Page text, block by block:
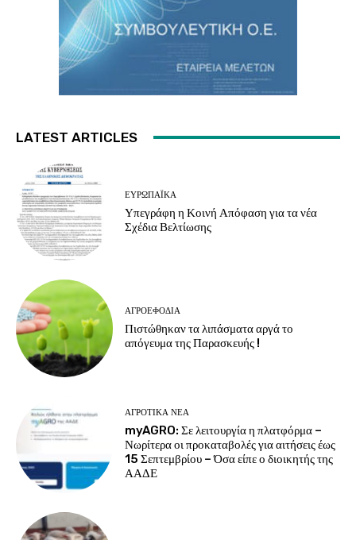
LATEST ARTICLES
ΕΥΡΩΠΑΪΚΆ
Υπεγράφη η Κοινή Απόφαση για τα νέα
Σχέδια Βελτίωσης
ΑΓΡΟΕΦΌΔΙΑ
Πιστώθηκαν τα λιπάσματα αργά το
απόγευμα της Παρασκευής !
ΑΓΡΟΤΙΚΆ ΝΈΑ
myAGRO: Σε λειτουργία η πλατφόρμα –
Νωρίτερα οι προκαταβολές για αιτήσεις έως
15 Σεπτεμβρίου – Όσα είπε ο διοικητής της
ΑΑΔΕ